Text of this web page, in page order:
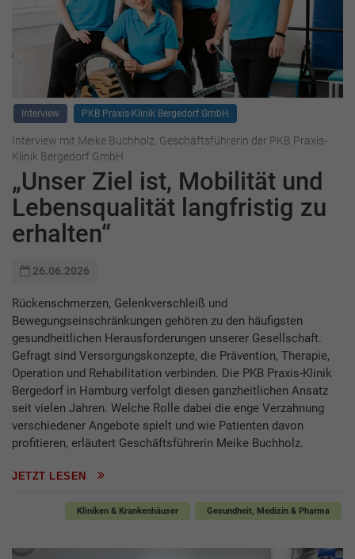
Interview PKB Praxis-Klinik Bergedorf GmbH
Interview mit Meike Buchholz, Geschäftsführerin der PKB Praxis-
Klinik Bergedorf GmbH
„Unser Ziel ist, Mobilität und
Lebensqualität langfristig zu
erhalten“
26.06.2026
Rückenschmerzen, Gelenkverschleiß und
Bewegungseinschränkungen gehören zu den häufigsten
gesundheitlichen Herausforderungen unserer Gesellschaft.
Gefragt sind Versorgungskonzepte, die Prävention, Therapie,
Operation und Rehabilitation verbinden. Die PKB Praxis-Klinik
Bergedorf in Hamburg verfolgt diesen ganzheitlichen Ansatz
seit vielen Jahren. Welche Rolle dabei die enge Verzahnung
verschiedener Angebote spielt und wie Patienten davon
profitieren, erläutert Geschäftsführerin Meike Buchholz.
JETZT LESEN
Kliniken & Krankenhäuser Gesundheit, Medizin & Pharma